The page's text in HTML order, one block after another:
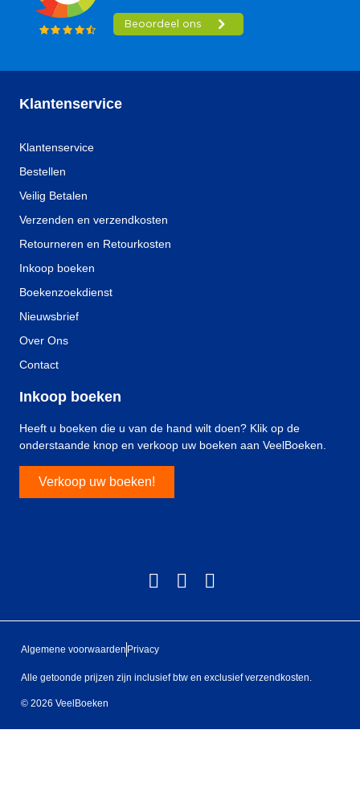
Klantenservice
Klantenservice
Bestellen
Veilig Betalen
Verzenden en verzendkosten
Retourneren en Retourkosten
Inkoop boeken
Boekenzoekdienst
Nieuwsbrief
Over Ons
Contact
Inkoop boeken
Heeft u boeken die u van de hand wilt doen? Klik op de
onderstaande knop en verkoop uw boeken aan VeelBoeken.
Verkoop uw boeken!
Algemene voorwaarden Privacy
Alle getoonde prijzen zijn inclusief btw en exclusief verzendkosten.
© 2026 VeelBoeken